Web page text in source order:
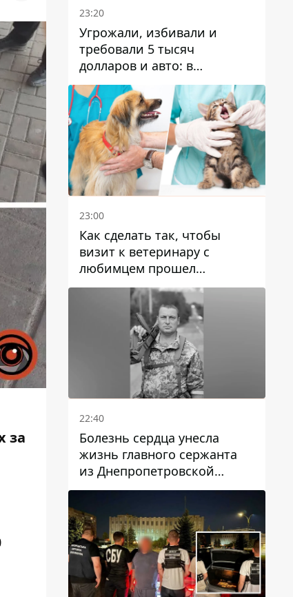
за
23:20
Угрожали, избивали и
требовали 5 тысяч
долларов и авто: в
Павлограде задержали двух
мужчин
23:00
Как сделать так, чтобы
визит к ветеринару с
любимцем прошел
спокойно: простые советы
22:40
Болезнь сердца унесла
жизнь главного сержанта
из Днепропетровской
области Юрия Свистуна